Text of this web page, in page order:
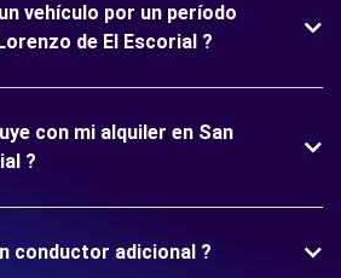
vehículo por un período
de El Escorial ?
con mi alquiler en San
?
conductor adicional ?